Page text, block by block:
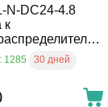
N-DC24-4.8
к
напряжение
1285 30 дней